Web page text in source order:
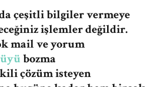
çeşitli bilgiler vermeye
işlemler değildir.
mail ve yorum
bozma
çözüm isteyen